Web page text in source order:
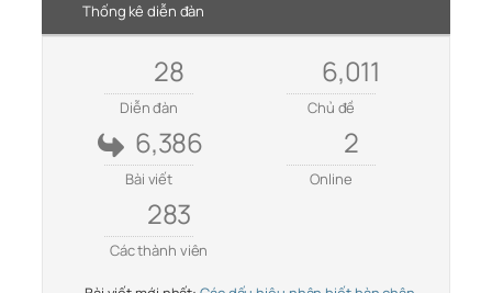
Thống kê diễn đàn
28
Diễn đàn
6,011
Chủ đề
6,386
Bài viết
2
Online
283
Các thành viên